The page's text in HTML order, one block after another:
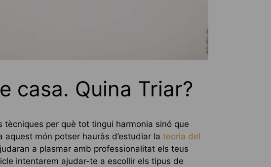
casa. Quina Triar?
per què tot tingui harmonia sinó que
món potser hauràs d’estudiar la teoria del
a plasmar amb professionalitat els teus
intentarem ajudar-te a escollir els tipus de